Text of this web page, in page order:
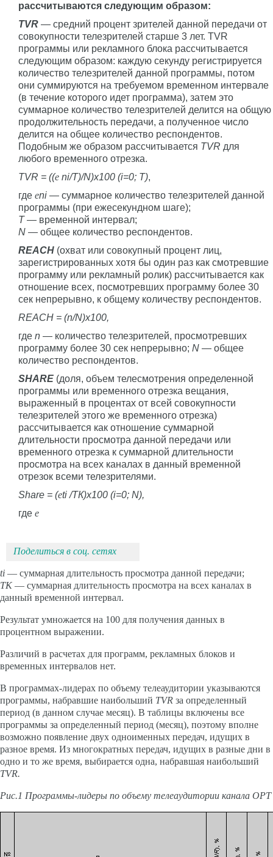
рассчитываются следующим образом:
TVR — средний процент зрителей данной передачи от
совокупности телезрителей старше 3 лет. TVR
программы или рекламного блока рассчитывается
следующим образом: каждую секунду регистрируется
количество телезрителей данной программы, потом
они суммируются на требуемом временном интервале
(в течение которого идет программа), затем это
суммарное количество телезрителей делится на общую
продолжительность передачи, а полученное число
делится на общее количество респондентов.
Подобным же образом рассчитывается TVR для
любого временного отрезка.
TVR = ((е ni/Т)/N)х100 (i=0; Т),
где еni — суммарное количество телезрителей данной
программы (при ежесекундном шаге);
Т— временной интервал;
N — общее количество респондентов.
REACH (охват или совокупный процент лиц,
зарегистрированных хотя бы один раз как смотревшие
программу или рекламный ролик) рассчитывается как
отношение всех, посмотревших программу более 30
сек непрерывно, к общему количеству респондентов.
REACH = (n/N)х100,
где n — количество телезрителей, просмотревших
программу более 30 сек непрерывно; N — общее
количество респондентов.
SHARE (доля, объем телесмотрения определенной
программы или временного отрезка вещания,
выраженный в процентах от всей совокупности
телезрителей этого же временного отрезка)
рассчитывается как отношение суммарной
длительности просмотра данной передачи или
временного отрезка к суммарной длительности
просмотра на всех каналах в данный временной
отрезок всеми телезрителями.
Share = (еti /ТК)х100 (i=0; N),
где е
Поделиться в соц. сетях
ti — суммарная длительность просмотра данной передачи;
TK— суммарная длительность просмотра на всех каналах в
данный временной интервал.
Результат умножается на 100 для получения данных в
процентном выражении.
Различий в расчетах для программ, рекламных блоков и
временных интервалов нет.
В программах-лидерах по объему телеаудитории указываются
программы, набравшие наибольший TVR за определенный
период (в данном случае месяц). В таблицы включены все
программы за определенный период (месяц), поэтому вполне
возможно появление двух одноименных передач, идущих в
разное время. Из многократных передач, идущих в разные дни в
одно и то же время, выбирается одна, набравшая наибольший
TVR.
Рис.1 Программы-лидеры по объему телеаудитории канала ОРТ